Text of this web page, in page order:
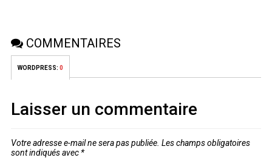
COMMENTAIRES
WORDPRESS: 0
Laisser un commentaire
Votre adresse e-mail ne sera pas publiée. Les champs obligatoires
sont indiqués avec *